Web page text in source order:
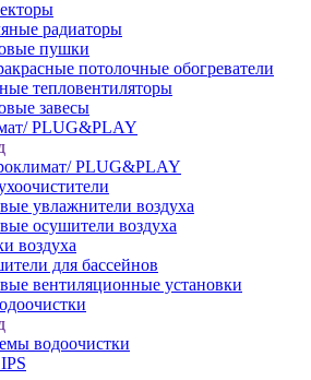
радиаторы
пушки
потолочные обогреватели
тепловентиляторы
завесы
PLUG&PLAY
PLUG&PLAY
увлажнители воздуха
осушители воздуха
воздуха
для бассейнов
вентиляционные установки
водоочистки